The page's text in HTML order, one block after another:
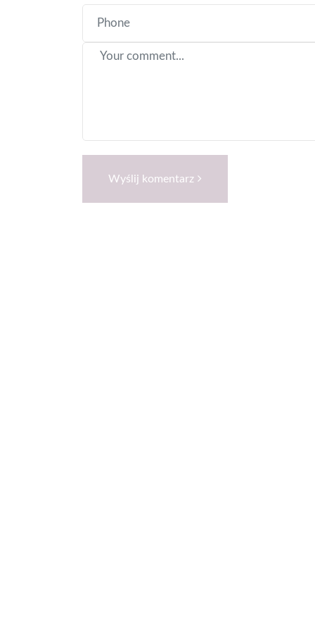
Wyślij komentarz